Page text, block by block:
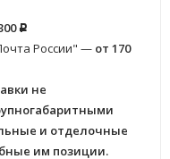
Р
России" — от 170
не
и отделочные
им позиции.